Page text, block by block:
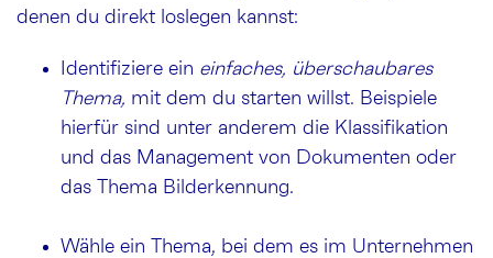
denen du direkt loslegen kannst:
Identifiziere ein einfaches, überschaubares
Thema, mit dem du starten willst. Beispiele
hierfür sind unter anderem die Klassifikation
und das Management von Dokumenten oder
das Thema Bilderkennung.
Wähle ein Thema, bei dem es im Unternehmen